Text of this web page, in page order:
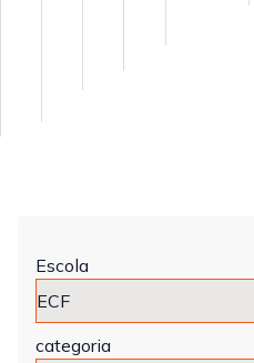
Escola
categoria